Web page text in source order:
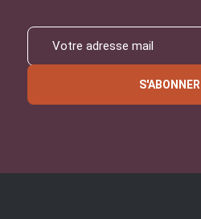
S'ABONNER